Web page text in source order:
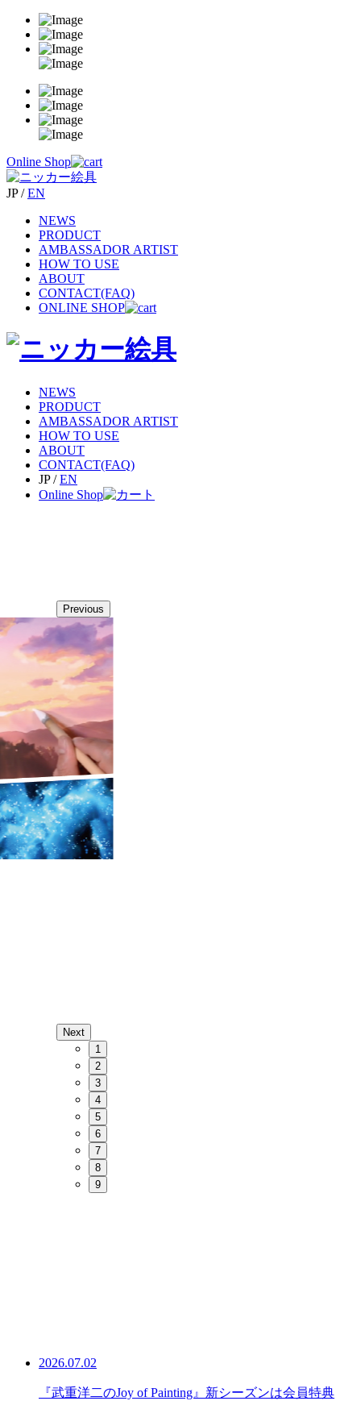
Online Shop
JP/EN
NEWS
PRODUCT
AMBASSADOR ARTIST
HOW TO USE
ABOUT
CONTACT(FAQ)
ONLINE SHOP
NEWS
PRODUCT
AMBASSADOR ARTIST
HOW TO USE
ABOUT
CONTACT(FAQ)
JP/EN
Online Shop
Previous
Next
1
2
3
4
5
6
7
8
9
2026.07.02
『武重洋二のJoy of Painting』新シーズンは会員特典